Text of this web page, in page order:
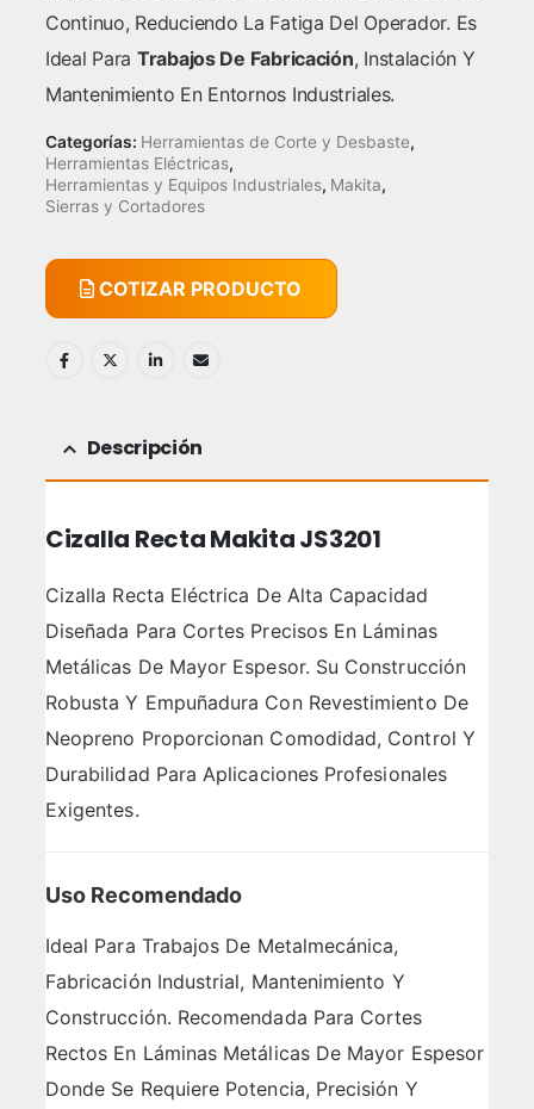
Continuo, Reduciendo La Fatiga Del Operador. Es
Ideal Para Trabajos De Fabricación, Instalación Y
Mantenimiento En Entornos Industriales.
Categorías: Herramientas de Corte y Desbaste,
Herramientas Eléctricas,
Herramientas y Equipos Industriales, Makita,
Sierras y Cortadores
COTIZAR PRODUCTO
Descripción
Cizalla Recta Makita JS3201
Cizalla Recta Eléctrica De Alta Capacidad
Diseñada Para Cortes Precisos En Láminas
Metálicas De Mayor Espesor. Su Construcción
Robusta Y Empuñadura Con Revestimiento De
Neopreno Proporcionan Comodidad, Control Y
Durabilidad Para Aplicaciones Profesionales
Exigentes.
Uso Recomendado
Ideal Para Trabajos De Metalmecánica,
Fabricación Industrial, Mantenimiento Y
Construcción. Recomendada Para Cortes
Rectos En Láminas Metálicas De Mayor Espesor
Donde Se Requiere Potencia, Precisión Y